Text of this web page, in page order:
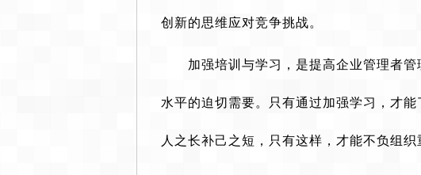
创新的思维应对竞争挑战。
加强培训与学习，是提高企业管理者
水平的迫切需要。只有通过加强学习，才
人之长补己之短，只有这样，才能不负组